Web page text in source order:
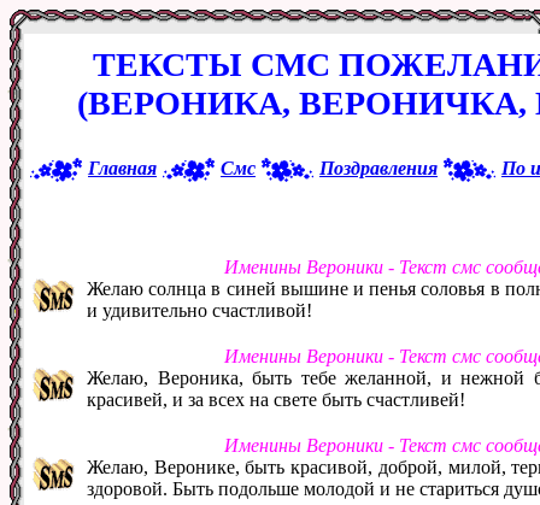
ТЕКСТЫ СМС
(ВЕРОНИКА, ВЕРОНИЧКА,
Главная Смс Поздравления По
Именины Вероники - Текст смс
Желаю солнца в синей вышине и пенья соловья в
и удивительно счастливой!
Именины Вероники - Текст смс
Желаю, Вероника, быть тебе желанной, и нежной
красивей, и за всех на свете быть счастливей!
Именины Вероники - Текст смс
Желаю, Веронике, быть красивой, доброй, милой,
здоровой. Быть подольше молодой и не стариться